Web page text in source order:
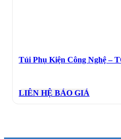
Túi Phụ Kiện Công Nghệ –
LIÊN HỆ BÁO GIÁ